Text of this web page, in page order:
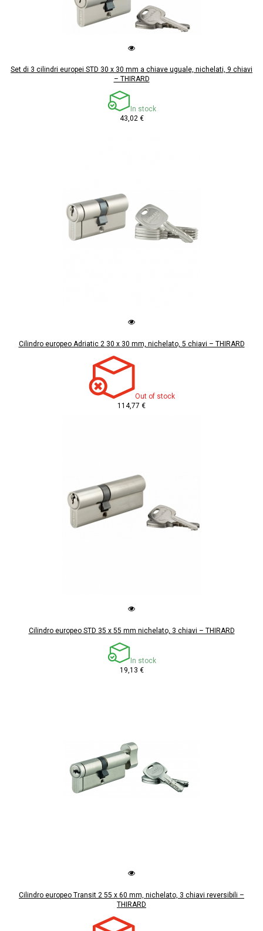
Set di 3 cilindri europei STD 30 x 30 mm a chiave uguale, nichelati, 9 chiavi
– THIRARD
In stock
43,02 €
Cilindro europeo Adriatic 2 30 x 30 mm, nichelato, 5 chiavi – THIRARD
Out of stock
114,77 €
Cilindro europeo STD 35 x 55 mm nichelato, 3 chiavi – THIRARD
In stock
19,13 €
Cilindro europeo Transit 2 55 x 60 mm, nichelato, 3 chiavi reversibili –
THIRARD